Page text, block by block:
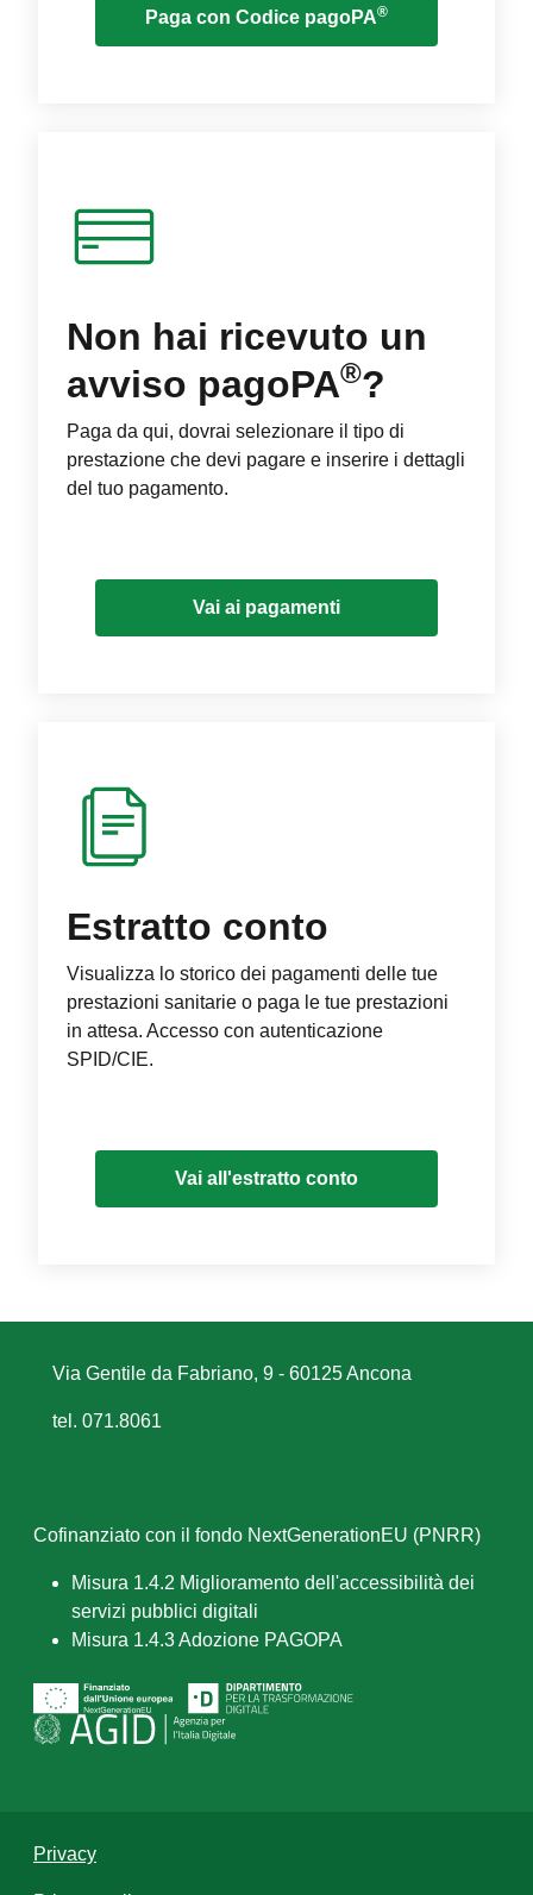
Paga con Codice pagoPA®
Non hai ricevuto un
avviso pagoPA®?
Paga da qui, dovrai selezionare il tipo di
prestazione che devi pagare e inserire i dettagli
del tuo pagamento.
Vai ai pagamenti
Estratto conto
Visualizza lo storico dei pagamenti delle tue
prestazioni sanitarie o paga le tue prestazioni
in attesa. Accesso con autenticazione
SPID/CIE.
Vai all'estratto conto
Via Gentile da Fabriano, 9 - 60125 Ancona
tel. 071.8061
Cofinanziato con il fondo NextGenerationEU (PNRR)
Misura 1.4.2 Miglioramento dell'accessibilità dei
servizi pubblici digitali
Misura 1.4.3 Adozione PAGOPA
Privacy